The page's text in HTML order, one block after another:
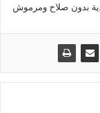
بدون صلاح ومرموش